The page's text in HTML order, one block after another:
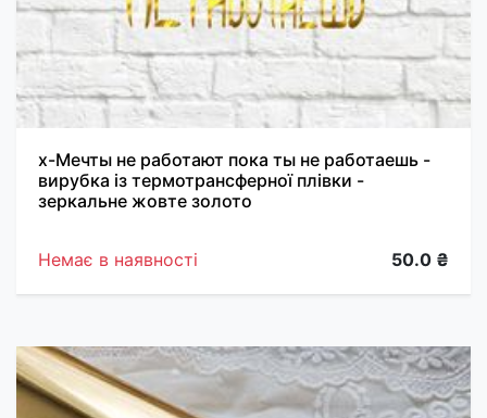
х-Мечты не работают пока ты не работаешь -
вирубка із термотрансферної плівки -
зеркальне жовте золото
Немає в наявності 50.0 ₴